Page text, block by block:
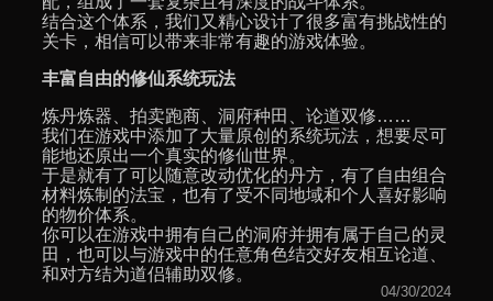
结合这个体系，我们又精心设计了很多富有挑战性的
关卡，相信可以带来非常有趣的游戏体验。
丰富自由的修仙系统玩法
炼丹炼器、拍卖跑商、洞府种田、论道双修……
我们在游戏中添加了大量原创的系统玩法，想要尽可
能地还原出一个真实的修仙世界。
于是就有了可以随意改动优化的丹方，有了自由组合
材料炼制的法宝，也有了受不同地域和个人喜好影响
的物价体系。
你可以在游戏中拥有自己的洞府并拥有属于自己的灵
田，也可以与游戏中的任意角色结交好友相互论道、
和对方结为道侣辅助双修。
04/30/2024